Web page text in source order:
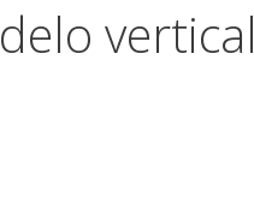
vertical